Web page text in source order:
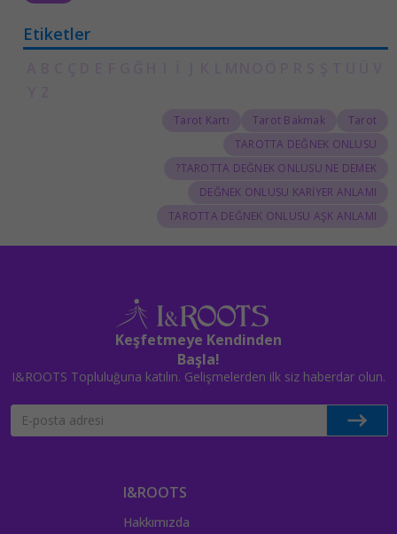
Etiketler
Tarot
Tarot Bakmak
Tarot Kartı
TAROTTA DEĞNEK ONLUSU
TAROTTA DEĞNEK ONLUSU NE DEMEK?
DEĞNEK ONLUSU KARİYER ANLAMI
TAROTTA DEĞNEK ONLUSU AŞK ANLAMI
Keşfetmeye Kendinden
Başla!
I&ROOTS Topluluğuna katılın. Gelişmelerden ilk siz haberdar olun.
I&ROOTS
Hakkımızda